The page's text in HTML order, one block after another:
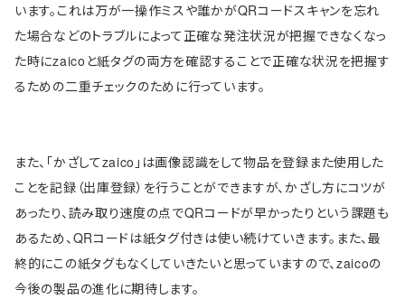
います。これは万が一操作ミスや誰かがQRコードスキャンを忘れ
た場合などのトラブルによって正確な発注状況が把握できなくなっ
た時にzaicoと紙タグの両方を確認することで正確な状況を把握す
るための二重チェックのために行っています。
また、「かざしてzaico」は画像認識をして物品を登録また使用した
ことを記録（出庫登録）を行うことができますが、かざし方にコツが
あったり、読み取り速度の点でQRコードが早かったりという課題も
あるため、QRコードは紙タグ付きは使い続けていきます。また、最
終的にこの紙タグもなくしていきたいと思っていますので、zaicoの
今後の製品の進化に期待します。